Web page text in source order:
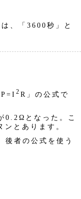
、「3600秒」と
2 R」の公式で
0.2Ωとなった。こ
とあります。
者の公式を使う